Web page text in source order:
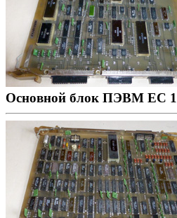
Основной блок ПЭВМ ЕС